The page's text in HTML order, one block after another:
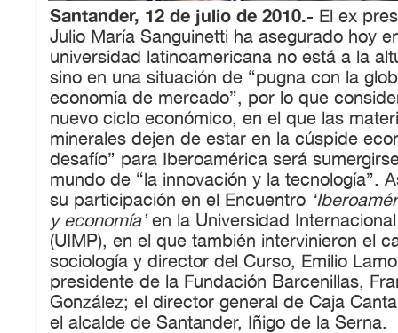
Santander, 12 de julio de 2010.- El ex
Julio María Sanguinetti ha asegurado hoy
universidad latinoamericana no está a la
sino en una situación de “pugna con la
economía de mercado”, por lo que
nuevo ciclo económico, en el que las
minerales dejen de estar en la cúspide
desafío” para Iberoamérica será
mundo de “la innovación y la tecnología”.
su participación en el Encuentro
y economía’en la Universidad
(UIMP), en el que también intervinieron el
sociología y director del Curso, Emilio
presidente de la Fundación Barcenillas,
González; el director general de Caja
el alcalde de Santander, Iñigo de la Serna.